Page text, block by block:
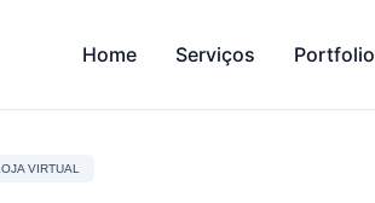
Home Serviços Portfolio
VIRTUAL